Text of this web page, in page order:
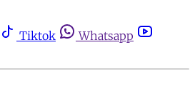
Tiktok Whatsapp